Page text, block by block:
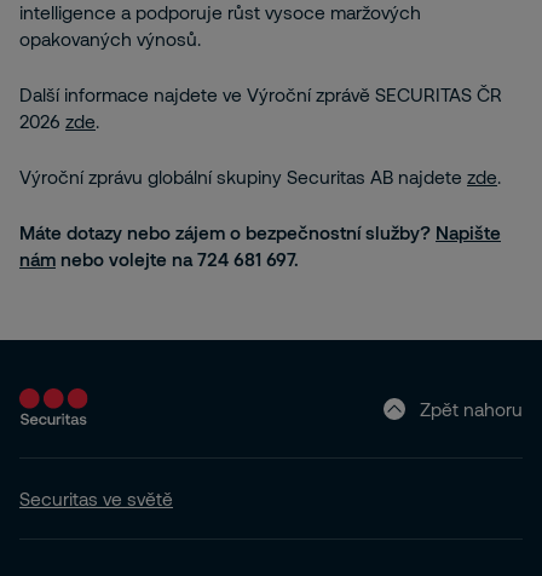
intelligence a podporuje růst vysoce maržových
opakovaných výnosů.
Další informace najdete ve Výroční zprávě SECURITAS ČR
2026 zde.
Výroční zprávu globální skupiny Securitas AB najdete zde.
Máte dotazy nebo zájem o bezpečnostní služby? Napište
nám nebo volejte na 724 681 697.
Zpět nahoru
Securitas ve světě